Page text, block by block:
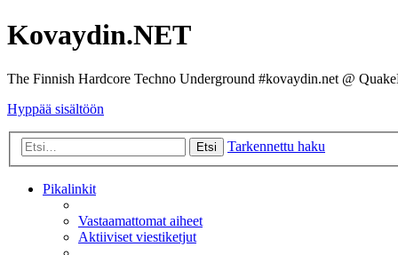
Kovaydin.NET
The Finnish Hardcore Techno Underground #kovaydin.net @
Hyppää sisältöön
Etsi Tarkennettu haku
Pikalinkit
Vastaamattomat aiheet
Aktiiviset viestiketjut